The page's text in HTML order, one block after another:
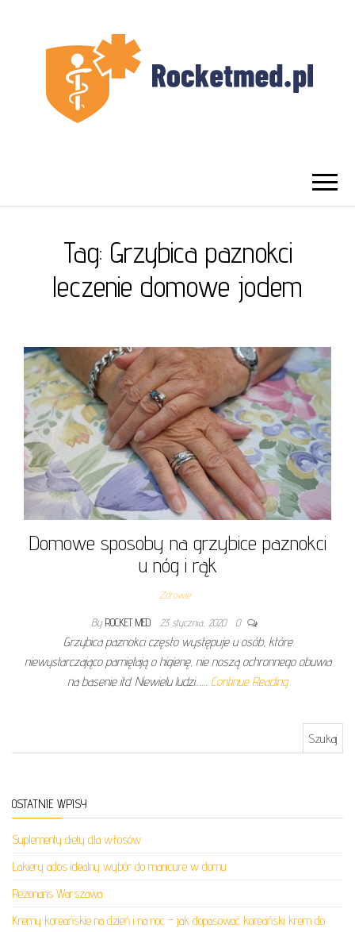
WARSZAWA
Tag: Grzybica paznokci
leczenie domowe jodem
Domowe sposoby na grzybice paznokci
u nóg i rąk
Zdrowie
By ROCKET MED 23 stycznia, 2020 0
Grzybica paznokci często występuje u osób, które
niewystarczająco pamiętają o higienę, nie noszą ochronnego obuwia
na basenie itd. Niewielu ludzi…… Continue Reading
OSTATNIE WPISY
Suplementy diety dla włosów
Lakiery ados idealny wybór do manicure w domu
Rezonans Warszawa
Kremy koreańskie na dzień i na noc – jak dopasować koreański krem do